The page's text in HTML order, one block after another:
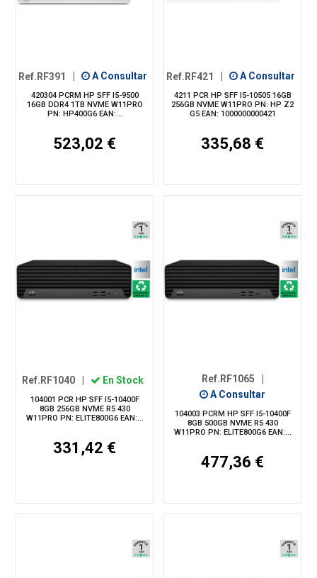
Ref.RF391 A Consultar
420304 PCRM HP SFF I5-9500
16GB DDR4 1TB NVME W11PRO
PN: HP400G6 EAN:...
523,02 €
Ref.RF421 A Consultar
4211 PCR HP SFF I5-10505 16GB
256GB NVME W11PRO PN: HP Z2
G5 EAN: 1000000000421
335,68 €
Ref.RF1040 En Stock
104001 PCR HP SFF I5-10400F
8GB 256GB NVME R5 430
W11PRO PN: ELITE800G6 EAN:...
331,42 €
Ref.RF1065
A Consultar
104003 PCRM HP SFF I5-10400F
8GB 500GB NVME R5 430
W11PRO PN: ELITE800G6 EAN:...
477,36 €